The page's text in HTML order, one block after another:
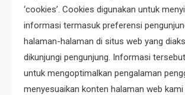
‘cookies’. Cookies digunakan untuk
informasi termasuk preferensi
halaman-halaman di situs web yang
dikunjungi pengunjung. Informasi
untuk mengoptimalkan pengalaman
menyesuaikan konten halaman web kami